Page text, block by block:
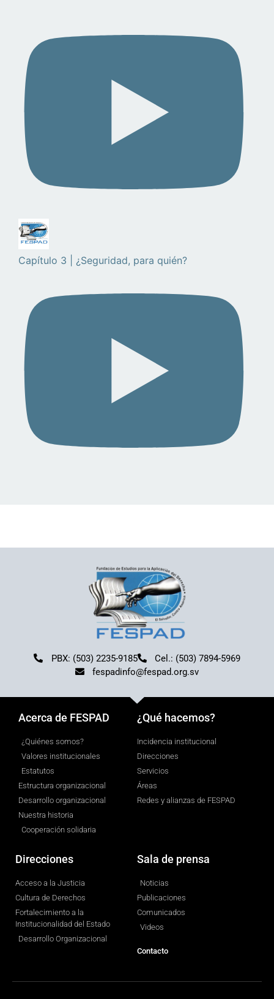
Capítulo 3 | ¿Seguridad, para quién?
PBX: (503) 2235-9185
Cel.: (503) 7894-5969
fespadinfo@fespad.org.sv
Acerca de FESPAD
¿Quiénes somos?
Valores institucionales
Estatutos
Estructura organizacional
Desarrollo organizacional
Nuestra historia
Cooperación solidaria
¿Qué hacemos?
Incidencia institucional
Direcciones
Servicios
Áreas
Redes y alianzas de FESPAD
Direcciones
Acceso a la Justicia
Cultura de Derechos
Fortalecimiento a la
Institucionalidad del Estado
Desarrollo Organizacional
Sala de prensa
Noticias
Publicaciones
Comunicados
Videos
Contacto